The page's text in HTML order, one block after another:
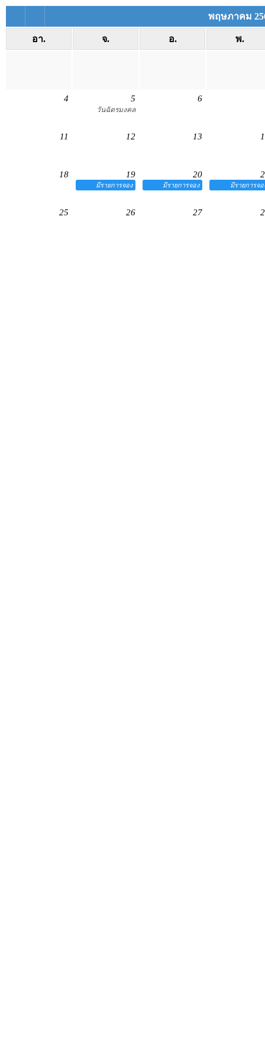
พฤษภาคม
อา. จ. อ. พ.
4 5
วันฉัตรมงคล
6
11 12 13
18 19
มีรายการจอง
20
มีรายการจอง มีรายการจอ
25 26 27